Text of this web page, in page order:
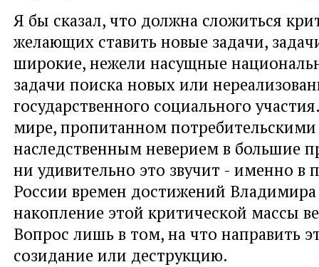
Я бы сказал, что должна сложиться
желающих ставить новые задачи,
широкие, нежели насущные
задачи поиска новых или
государственного социального
мире, пропитанном
наследственным неверием в большие
ни удивительно это звучит - именно в
России времен достижений
накопление этой критической массы
Вопрос лишь в том, на что направить
созидание или деструкцию.